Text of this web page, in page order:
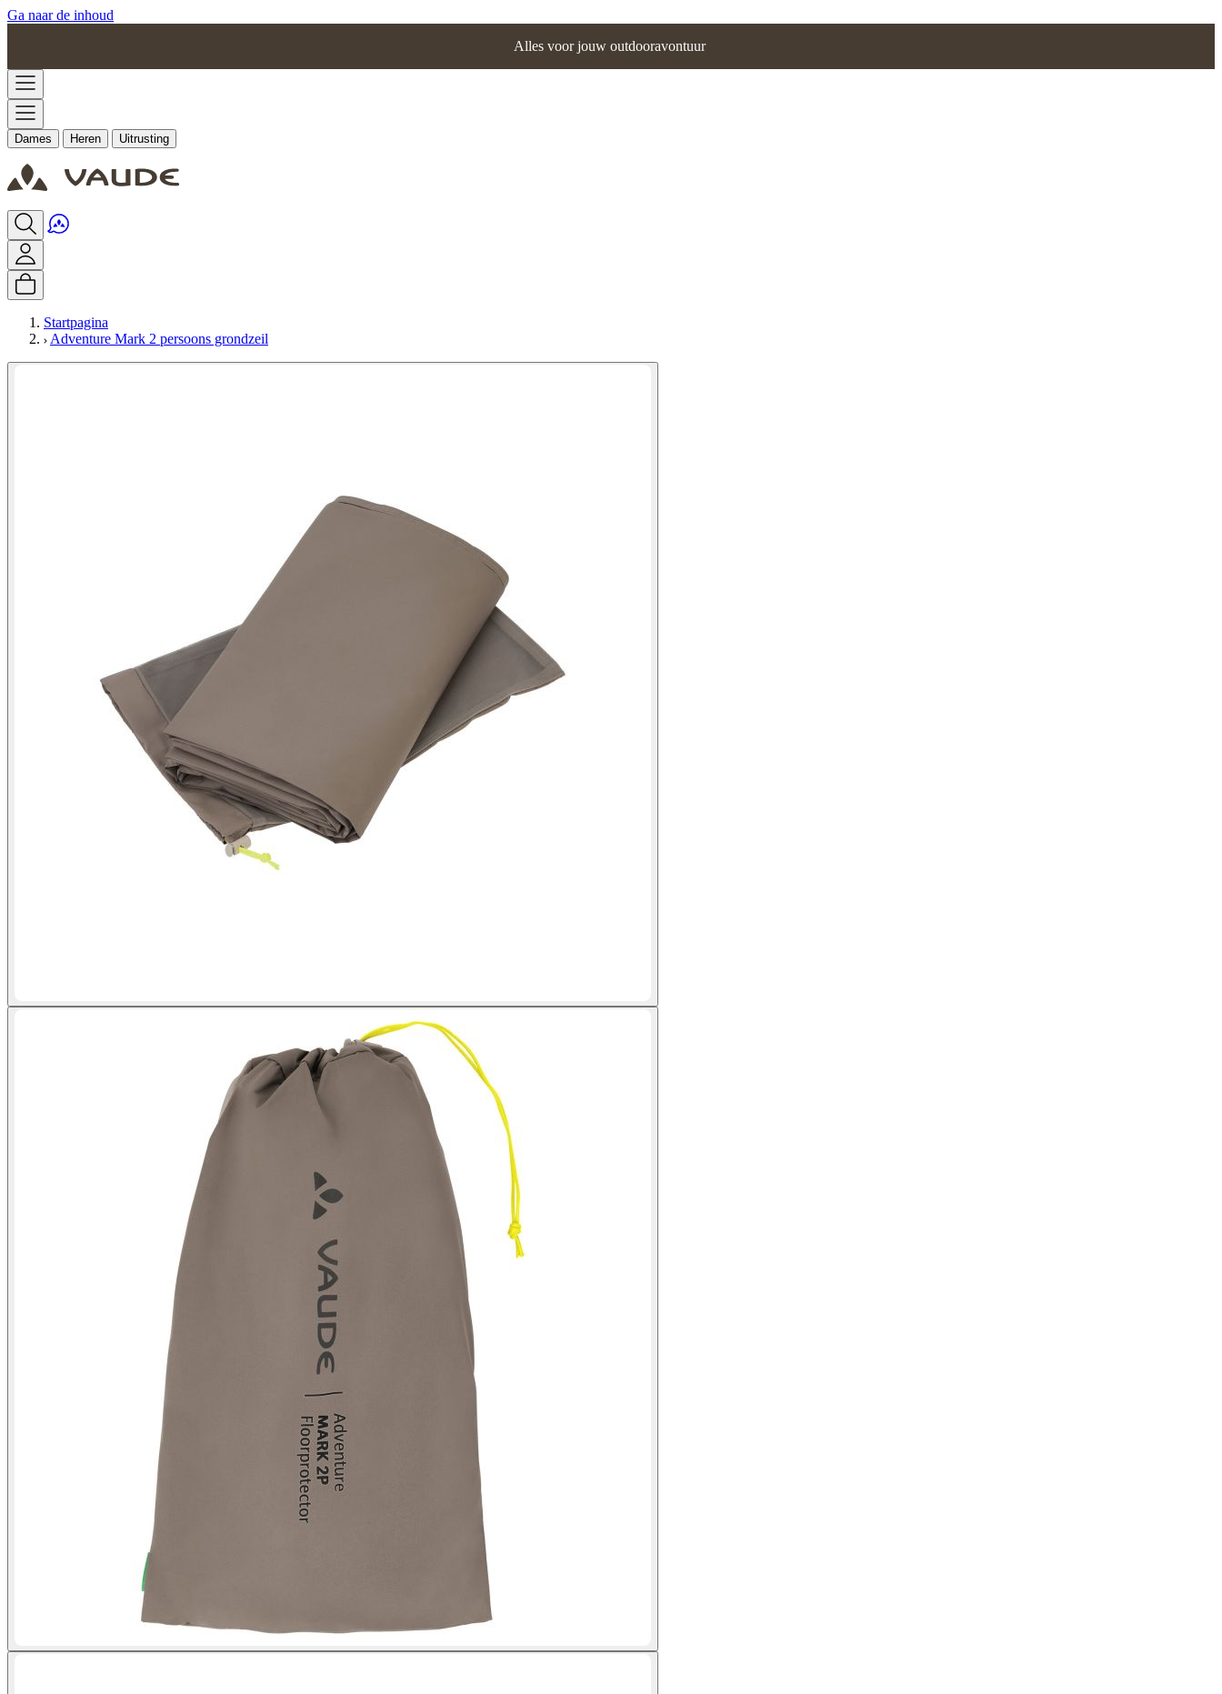
Ga naar de inhoud
Alles voor jouw outdooravontuur
Dames Heren Uitrusting
Startpagina
Adventure Mark 2 persoons grondzeil